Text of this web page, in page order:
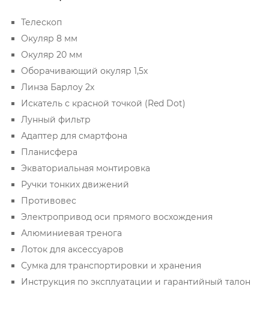
Телескоп
Окуляр 8 мм
Окуляр 20 мм
Оборачивающий окуляр 1,5х
Линза Барлоу 2х
Искатель с красной точкой (Red Dot)
Лунный фильтр
Адаптер для смартфона
Планисфера
Экваториальная монтировка
Ручки тонких движений
Противовес
Электропривод оси прямого восхождения
Алюминиевая тренога
Лоток для аксессуаров
Сумка для транспортировки и хранения
Инструкция по эксплуатации и гарантийный талон